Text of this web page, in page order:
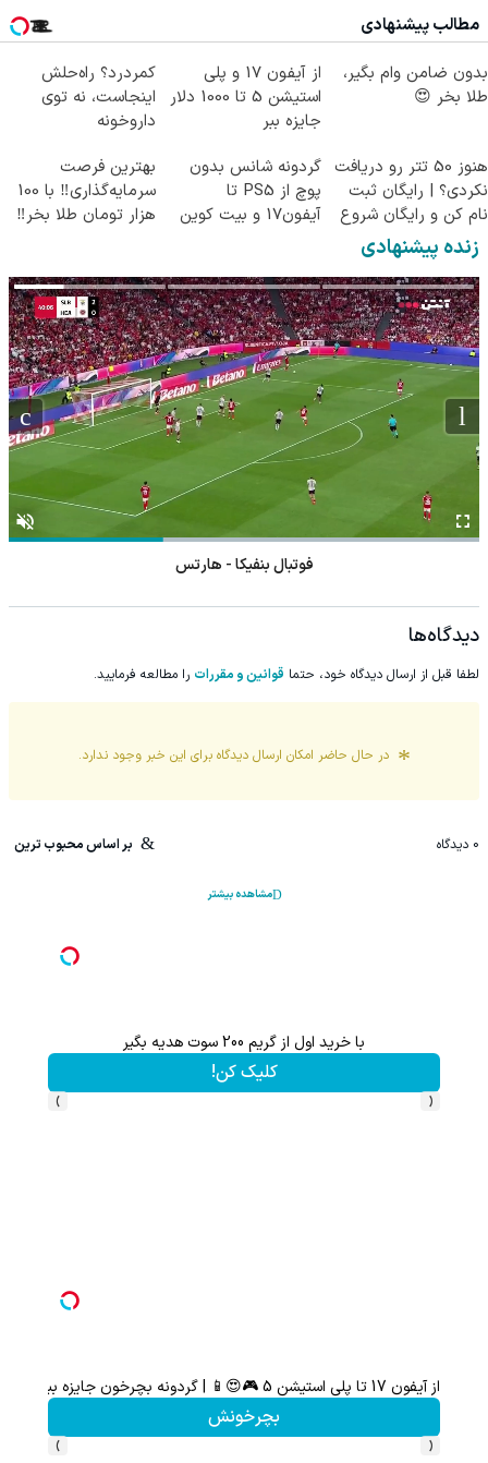
مطالب پیشنهادی
بدون ضامن وام بگیر،
طلا بخر 😍
از آیفون 17 و پلی
استیشن 5 تا 1000 دلار
جایزه ببر
کمردرد؟ راه‌حلش
اینجاست، نه توی
داروخونه
هنوز 50 تتر رو دریافت
نکردی؟ | رایگان ثبت
نام کن و رایگان شروع
کن!
گردونه شانس بدون
پوچ از PS5 تا
آیفون17 و بیت کوین
بهترین فرصت
سرمایه‌گذاری‼️ با 100
هزار تومان طلا بخر‼️
زنده پیشنهادی
فوتبال بنفیکا - هارتس
دیدگاه‌ها
لطفا قبل از ارسال دیدگاه خود، حتما قوانین و مقررات را مطالعه فرمایید.
در حال حاضر امکان ارسال دیدگاه برای این خبر وجود ندارد.
0 دیدگاه بر اساس محبوب ترین
مشاهده بیشتر
با خرید اول از گریم 200 سوت هدیه بگیر
کلیک کن!
‹
›
از آیفون 17 تا پلی استیشن 5 🎮😍📱 | گردونه بچرخون جایزه ببر
بچرخونش
‹
›